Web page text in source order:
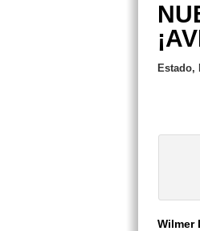
Estado,
Wilmer